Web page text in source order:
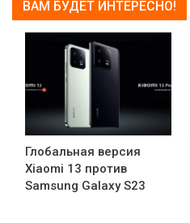
ВАМ БУДЕТ ИНТЕРЕСНО!
Глобальная версия
Xiaomi 13 против
Samsung Galaxy S23